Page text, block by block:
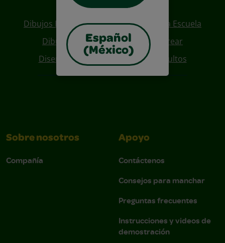
Español
(México)
Also of Interest
Dibujos Para Colorear De Regreso A La Escuela
Dibujos De Personajes Para Colorear
Diseños Para Coloreables Para Adultos
Sobre nosotros
Compañía
Apoyo
Contáctenos
Consejos para manchar
Preguntas frecuentes
Instrucciones y videos de
demostración